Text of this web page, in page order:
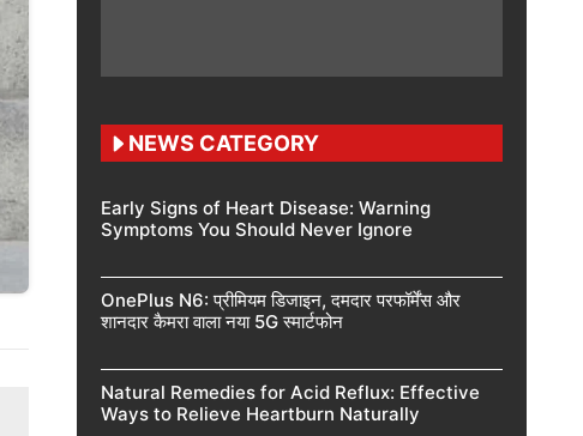
NEWS CATEGORY
Early Signs of Heart Disease: Warning
Symptoms You Should Never Ignore
OnePlus N6: प्रीमियम डिजाइन, दमदार परफॉर्मेंस और
शानदार कैमरा वाला नया 5G स्मार्टफोन
Natural Remedies for Acid Reflux: Effective
Ways to Relieve Heartburn Naturally